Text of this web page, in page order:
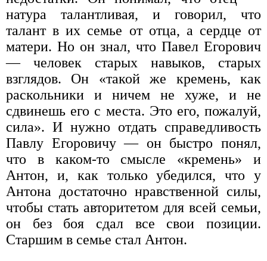
натура талантливая, и говорил, что
талант в их семье от отца, а сердце от
матери. Но он знал, что Павел Егорович
— человек старых навыков, старых
взглядов. Он «такой же кремень, как
раскольники и ничем не хуже, и не
сдвинешь его с места. Это его, пожалуй,
сила». И нужно отдать справедливость
Павлу Егоровичу — он быстро понял,
что в каком-то смысле «кремень» и
Антон, и, как только убедился, что у
Антона достаточно нравственной силы,
чтобы стать авторитетом для всей семьи,
он без боя сдал все свои позиции.
Старшим в семье стал Антон.